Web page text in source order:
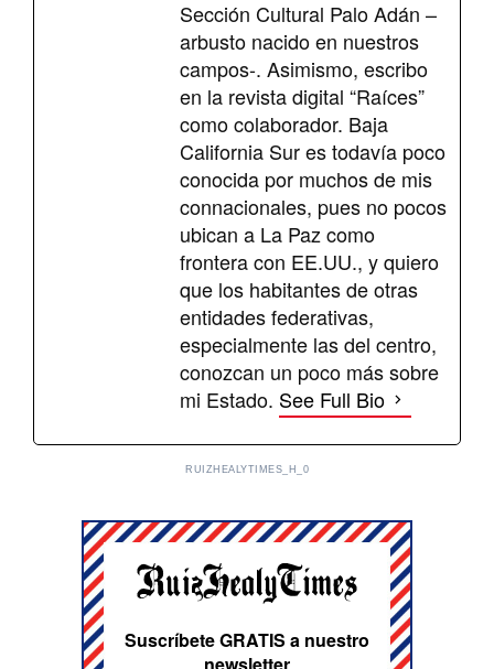
Sección Cultural Palo Adán –
arbusto nacido en nuestros
campos-. Asimismo, escribo
en la revista digital “Raíces”
como colaborador. Baja
California Sur es todavía poco
conocida por muchos de mis
connacionales, pues no pocos
ubican a La Paz como
frontera con EE.UU., y quiero
que los habitantes de otras
entidades federativas,
especialmente las del centro,
conozcan un poco más sobre
mi Estado. See Full Bio
RUIZHEALYTIMES_H_0
Suscríbete GRATIS a nuestro
newsletter